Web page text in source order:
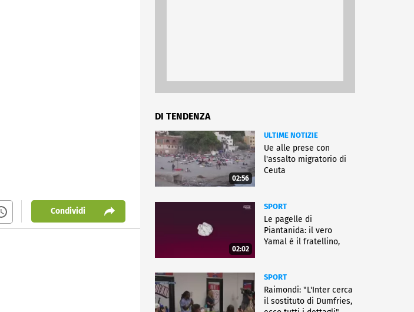
Condividi
DI TENDENZA
02:56
ULTIME NOTIZIE
Ue alle prese con
l'assalto migratorio di
Ceuta
02:02
SPORT
Le pagelle di
Piantanida: il vero
Yamal è il fratellino,
SPORT
Raimondi: "L'Inter cerca
il sostituto di Dumfries,